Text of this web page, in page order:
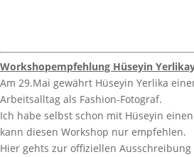
Workshopempfehlung Hüseyin
Am 29.Mai gewährt Hüseyin Yerlika
Arbeitsalltag als Fashion-Fotograf.
Ich habe selbst schon mit Hüseyin
kann diesen Workshop nur empfehlen.
Hier gehts zur offiziellen Ausschreibung